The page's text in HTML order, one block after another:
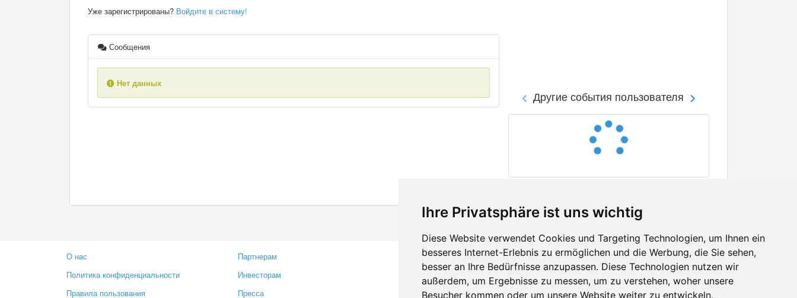
Ihre Privatsphäre ist uns wichtig
Diese Website verwendet Cookies und Targeting Technologien, um Ihnen ein
besseres Internet-Erlebnis zu ermöglichen und die Werbung, die Sie sehen,
besser an Ihre Bedürfnisse anzupassen. Diese Technologien nutzen wir
außerdem, um Ergebnisse zu messen, um zu verstehen, woher unsere
Besucher kommen oder um unsere Website weiter zu entwickeln.
Уже зарегистрированы? Войдите в систему!
Сообщения
Нет данных
Другие события пользователя
О нас
Политика конфиденциальности
Правила пользования
Партнерам
Инвесторам
Пресса
Контакты
Оставить отзыв
Сообщить об ошибке
Facebook
Twitter
YouTube